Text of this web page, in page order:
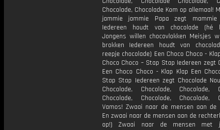
Chocolade, Chocolade Kom op allemaal!
jammie jammie Papa zegt mammie
Iedereen houdt van chocolade (hé
Jongens willen chocovlokken Meisjes
brokken Iedereen houdt van
reepje chocolade) Een Choco Choco -
Choco Choco – Stap Stap Iedereen zegt
Een Choco Choco - Klap Klap Een
Stap Stap Iedereen zegt Chocolade
Chocolade, Chocolade, Chocolade,
Chocolade, Chocolade, Chocolade,
Vamos! Zwaai naar de mensen aan de
En zwaai naar de mensen aan de
op!) Zwaai naar de mensen met